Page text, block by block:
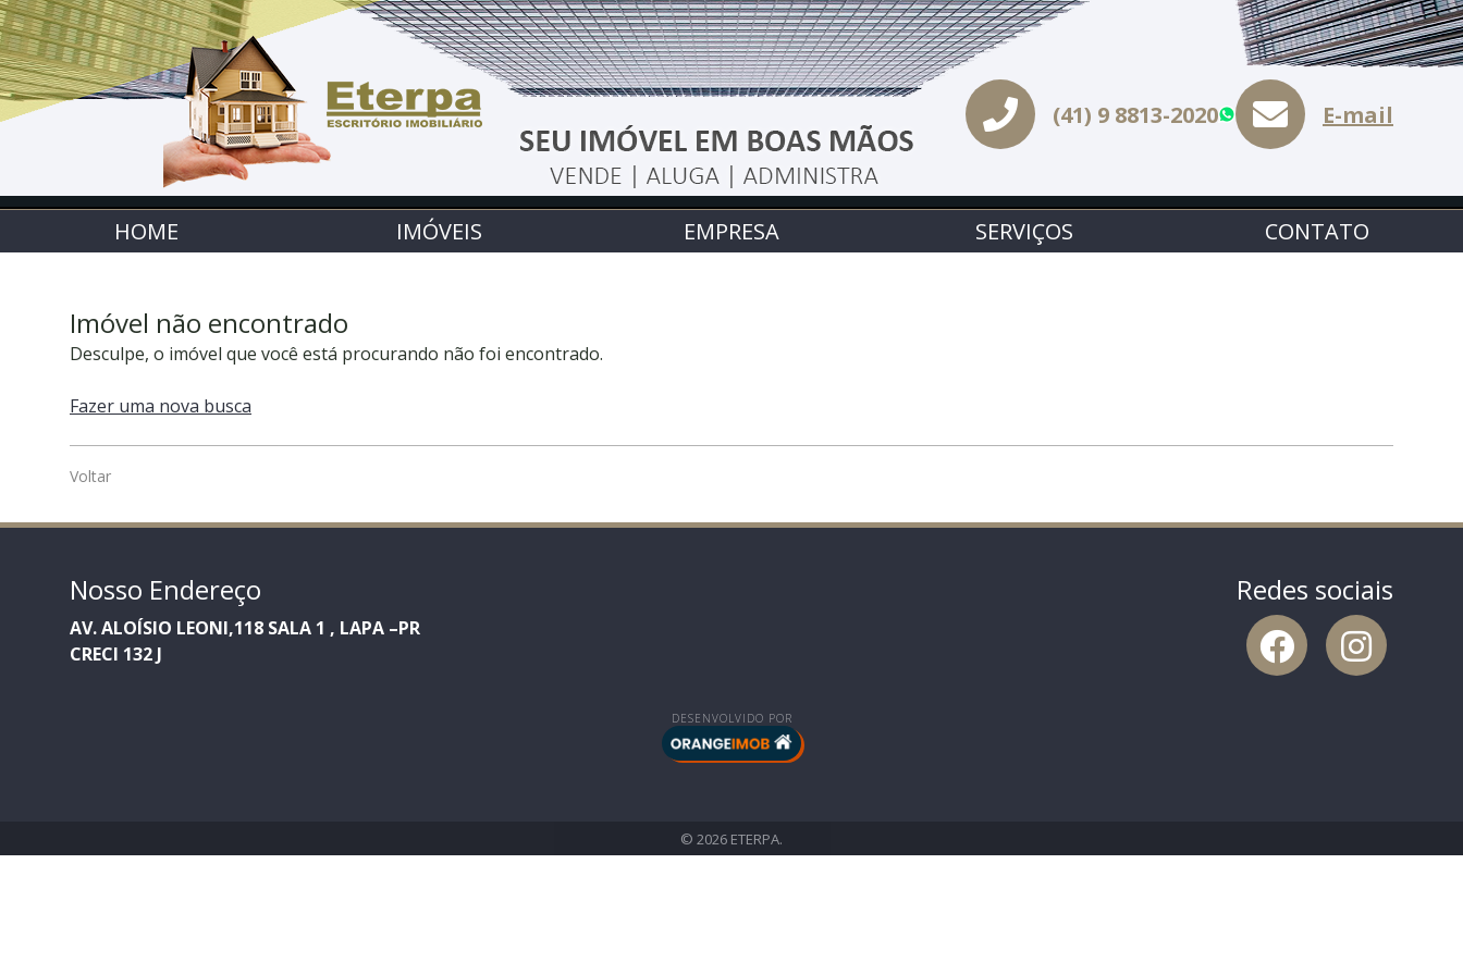
(41) 9 8813-2020 WhatsApp
E-mail
HOME IMÓVEIS EMPRESA SERVIÇOS CONTATO
Imóvel não encontrado
Desculpe, o imóvel que você está procurando não foi encontrado.
Fazer uma nova busca
Voltar
Nosso Endereço
AV. ALOÍSIO LEONI,118 SALA 1 , LAPA –PR
CRECI 132 J
Redes sociais
DESENVOLVIDO POR
© 2026 ETERPA.